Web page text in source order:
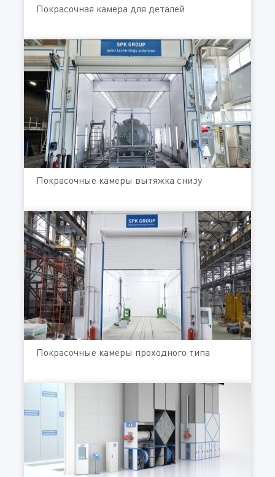
Покрасочная камера для деталей
Покрасочные камеры вытяжка снизу
Покрасочные камеры проходного типа